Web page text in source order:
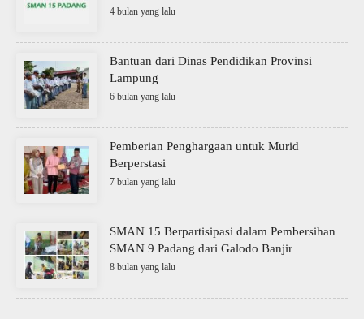
4 bulan yang lalu
Bantuan dari Dinas Pendidikan Provinsi
Lampung
6 bulan yang lalu
Pemberian Penghargaan untuk Murid
Berperstasi
7 bulan yang lalu
SMAN 15 Berpartisipasi dalam Pembersihan
SMAN 9 Padang dari Galodo Banjir
8 bulan yang lalu